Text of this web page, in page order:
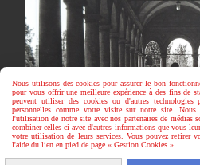
Nous utilisons des cookies pour assurer le bon
pour vous offrir une meilleure expérience à des fins de
peuvent utiliser des cookies ou d'autres technologies
personnelles comme votre visite sur notre site. Nous
l'utilisation de notre site avec nos partenaires de médias
combiner celles-ci avec d'autres informations que vous
votre utilisation de leurs services. Vous pouvez retirer
l'aide du lien en pied de page « Gestion Cookies ».